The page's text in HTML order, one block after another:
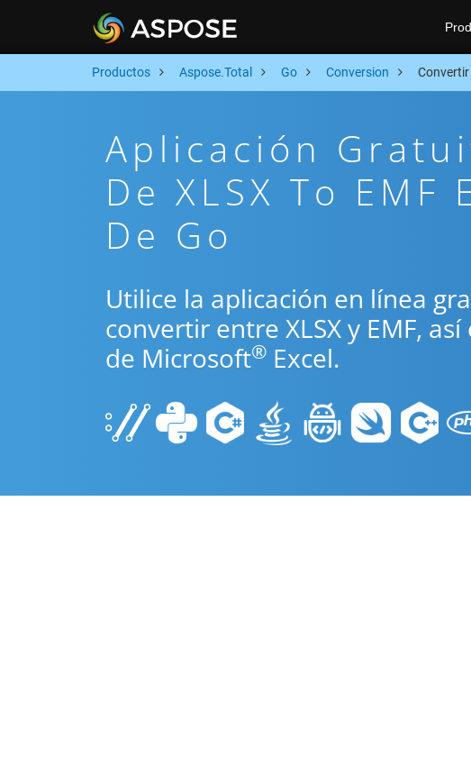
Productos Aspose.Total Go Conversion Convertir
Aplicación
De XLSX To
De Go
Utilice la aplicación en línea
convertir entre XLSX y EMF,
de Microsoft® Excel.